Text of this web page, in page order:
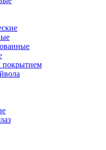
покрытием